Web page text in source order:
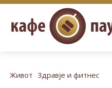
Живот Здравје и фитнес